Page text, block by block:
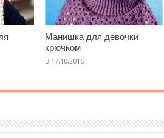
Манишка для девочки
крючком